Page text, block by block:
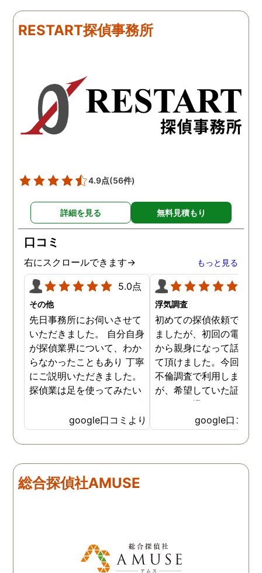
ました。うれしくてお互い
に涙の再会でした。 対応し
玉総合情報事務所さんに依
頼させていただき本当に良
かったです。
にも関わらず、相談員の
明な点が全くないほどし
かりと説明をしてくれま
た。調査では夫が不倫相
の自宅に頻繁に訪れる様
務所に関しても調べてく
ていて、周りの人たちの
かげで夫と離婚ができそ
RESTART探偵事務所
4.9点(56件)
詳細を見る 無料見積もり
口コミ
右にスクロールできます→ もっと見る
5.0点
その他
先日事務所にお伺いさせて
いただきました。 自分自身
が探偵業界について、わか
らなかったこともあり 丁寧
にご説明いただきました。
探偵業は足を使ってみたい
SNSなどの知識も豊富で、
色んな視点から対応されて
います。 他の口コミにもあ
金が安く明確で親身になっ
て対応いただける探偵さん
google口コミより
浮気調査
初めての探偵依頼で緊張
ましたが、初回の電話相
から親身になって話を聞
て頂けました。今回、夫
不倫調査で利用しました
が、希望していた証拠を
っかりと撮ってもらうこ
が出来ました。調査中も
動きがある度に細かく報
してくださり、安心しま
読めない中、柔軟に対応
す。
google口コミ
総合探偵社AMUSE